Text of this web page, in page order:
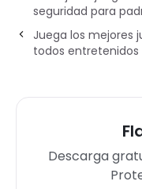
seguridad para
Juega los mejores
todos
Descarga